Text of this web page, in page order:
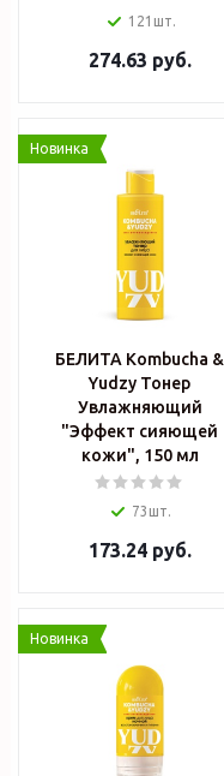
121шт.
274.63 руб.
Новинка
БЕЛИТА Kombucha &
Yudzy Тонер
Увлажняющий
"Эффект сияющей
кожи", 150 мл
73шт.
173.24руб.
Новинка